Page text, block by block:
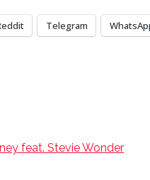
Telegram
feat. Stevie Wonder